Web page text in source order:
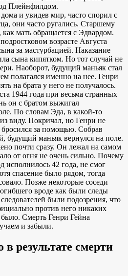
Плейнфилдом.
и увидев мир, часто спорил с
они часто ругались. Старшему
как мать обращается с Эдвардом.
возрасте Августа
за мастурбацией. Наказание
сына кипятком. Но тот случай не
Наоборот, будущий маньяк стал
полагался именно на нее. Генри
на брата у него не получалось.
1944 года при весьма странных
он с братом выжигал
По словам Эда, в какой-то
виду. Покричал, но Генри не
бросился за помощью. Собрав
будущий маньяк вернулся на поле.
почти сразу. Он лежал на самом
от огня не очень сильно. Почему
исполнилось 42 года, не смог
спасение было рядом, тогда
Позже некоторые соседи
вроде как были следы
были подозрения, что
против него никаких
Смерть Генри Гейна
и забыли.
результате смерти